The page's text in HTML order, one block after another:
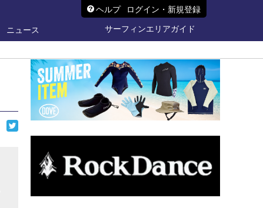
ヘルプ ログイン・新規登録
ニュース
サーフィンエリアガイド